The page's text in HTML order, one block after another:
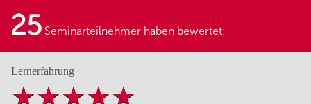
25 Seminarteilnehmer haben bewertet:
Lernerfahrung